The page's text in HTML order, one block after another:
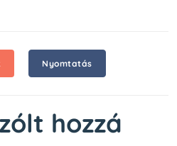
Nyomtatás
hozzá